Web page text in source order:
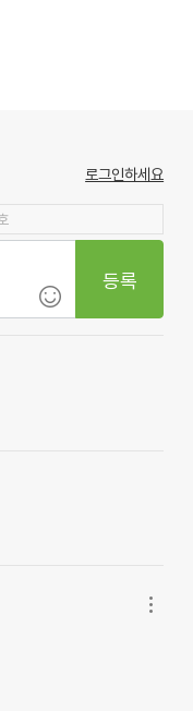
로그인하세요
등록